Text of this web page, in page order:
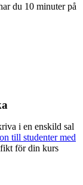
du 10 minuter på
i en enskild sal
till studenter med
för din kurs